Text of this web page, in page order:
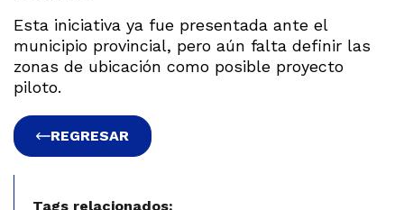
Esta iniciativa ya fue presentada ante el
municipio provincial, pero aún falta definir las
zonas de ubicación como posible proyecto
piloto.
REGRESAR
Tags relacionados: